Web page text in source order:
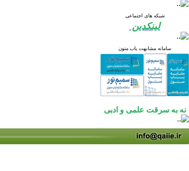
شبکه های اجتماعی
لینکدین
سامانه مشابهت یاب متون
نه به سرقت علمی و ادبی